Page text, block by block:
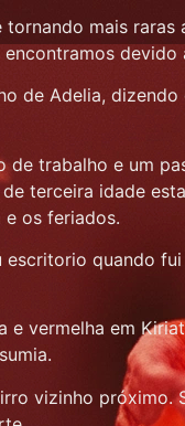
mais
de Adelia,
trabalho e um
terceira idade
os feriados.
quando
vermelha em
vizinho